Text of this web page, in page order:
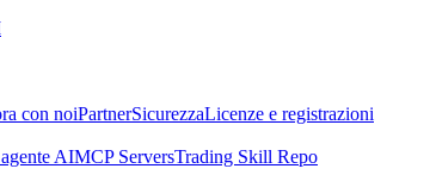
con noiPartnerSicurezzaLicenze e registrazioni
AIMCP ServersTrading Skill Repo